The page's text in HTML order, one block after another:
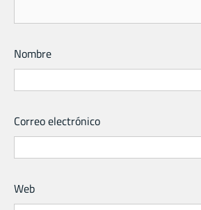
Nombre
Correo electrónico
Web